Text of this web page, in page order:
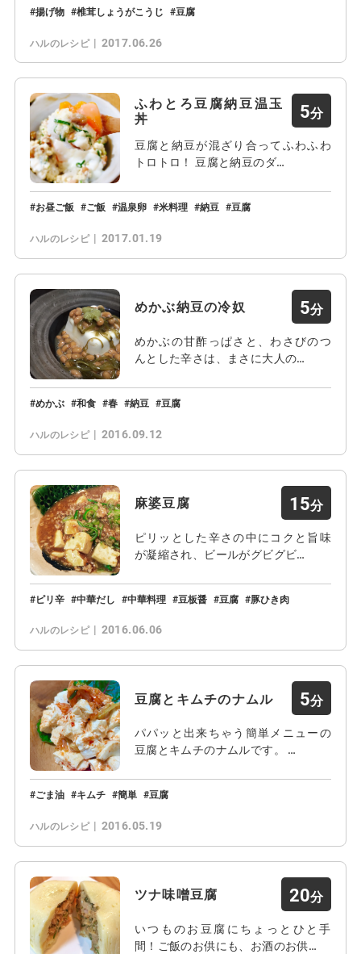
揚げ物 椎茸しょうがこうじ 豆腐
ハルのレシピ 2017.06.26
ふわとろ豆腐納豆温玉
丼
5
豆腐と納豆が混ざり合ってふわふわ
トロトロ！ 豆腐と納豆のダ…
お昼ご飯 ご飯 温泉卵 米料理 納豆 豆腐
ハルのレシピ 2017.01.19
めかぶ納豆の冷奴 5
めかぶの甘酢っぱさと、わさびのつ
んとした辛さは、まさに大人の…
めかぶ 和食 春 納豆 豆腐
ハルのレシピ 2016.09.12
麻婆豆腐 15
ピリッとした辛さの中にコクと旨味
が凝縮され、ビールがグビグビ…
ピリ辛 中華だし 中華料理 豆板醤 豆腐 豚ひき肉
ハルのレシピ 2016.06.06
豆腐とキムチのナムル 5
パパッと出来ちゃう簡単メニューの
豆腐とキムチのナムルです。 …
ごま油 キムチ 簡単 豆腐
ハルのレシピ 2016.05.19
ツナ味噌豆腐 20
いつものお豆腐にちょっとひと手
間！ご飯のお供にも、お酒のお供…